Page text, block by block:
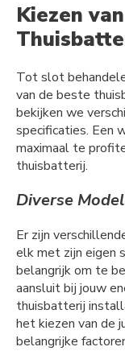
Kiezen
Tot slot
van de beste
bekijken we
specificaties. Een
maximaal te
thuisbatterij.
Diverse
Er zijn
elk met zijn eigen
belangrijk om te
aansluit bij jouw
thuisbatterij
het kiezen van de
belangrijke